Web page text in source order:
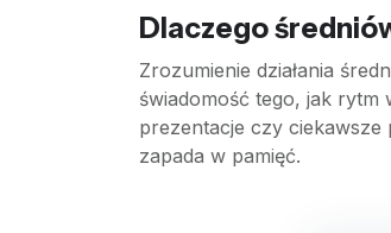
Dlaczego
Zrozumienie działania
świadomość tego, jak rytm
prezentacje czy
zapada w pamięć.